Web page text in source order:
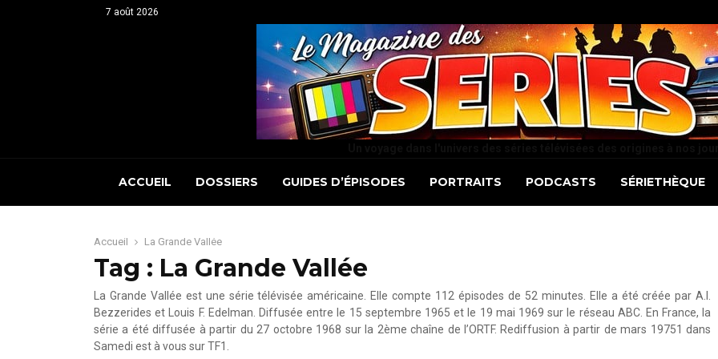
7 août 2026
ACCUEIL DOSSIERS GUIDES D’ÉPISODES PORTRAITS PODCASTS SÉRIETHÈQUE
Accueil La Grande Vallée
Tag : La Grande Vallée
La Grande Vallée est une série télévisée américaine. Elle compte 112 épisodes de 52 minutes. Elle a été créée par A.I.
Bezzerides et Louis F. Edelman. Diffusée entre le 15 septembre 1965 et le 19 mai 1969 sur le réseau ABC. En France, la
série a été diffusée à partir du 27 octobre 1968 sur la 2ème chaîne de l’ORTF. Rediffusion à partir de mars 19751 dans
Samedi est à vous sur TF1.